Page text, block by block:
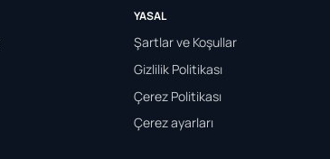
YASAL
Şartlar ve Koşullar
Gizlilik Politikası
Çerez Politikası
Çerez ayarları